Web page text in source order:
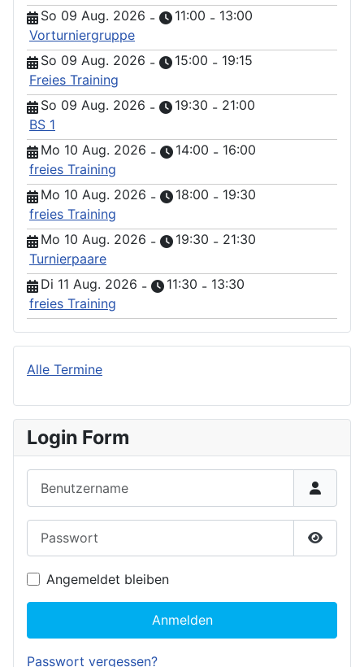
So 09 Aug. 2026 - 11:00 - 13:00
Vorturniergruppe
So 09 Aug. 2026 - 15:00 - 19:15
Freies Training
So 09 Aug. 2026 - 19:30 - 21:00
BS 1
Mo 10 Aug. 2026 - 14:00 - 16:00
freies Training
Mo 10 Aug. 2026 - 18:00 - 19:30
freies Training
Mo 10 Aug. 2026 - 19:30 - 21:30
Turnierpaare
Di 11 Aug. 2026 - 11:30 - 13:30
freies Training
Alle Termine
Login Form
Angemeldet bleiben
Anmelden
Passwort vergessen?